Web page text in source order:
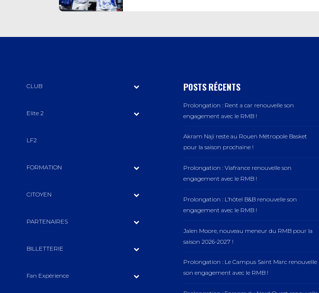
CLUB
Elite 2
LF2
FORMATION
CITOYEN
PARTENAIRES
BILLETTERIE
Fan Expérience
POSTS RÉCENTS
Prolongation : Rent a car renouvelle son
engagement avec le RMB !
Akram Naji reste au Rouen Métropole Basket
pour la saison prochaine !
Prolongation : Viafrance renouvelle son
engagement avec le RMB !
Prolongation : L’hôtel B&B renouvelle son
engagement avec le RMB !
Jalen Moore, nouveau meneur du RMB pour la
saison 2026-2027 !
Prolongation : Le Campus Saint Marc renouvelle
son engagement avec le RMB !